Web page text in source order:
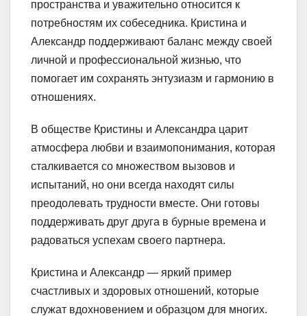
пространства и уважительно относится к
потребностям их собеседника. Кристина и
Александр поддерживают баланс между своей
личной и профессиональной жизнью, что
помогает им сохранять энтузиазм и гармонию в
отношениях.
В обществе Кристины и Александра царит
атмосфера любви и взаимопонимания, которая
сталкивается со множеством вызовов и
испытаний, но они всегда находят силы
преодолевать трудности вместе. Они готовы
поддерживать друг друга в бурные времена и
радоваться успехам своего партнера.
Кристина и Александр — яркий пример
счастливых и здоровых отношений, которые
служат вдохновением и образцом для многих.